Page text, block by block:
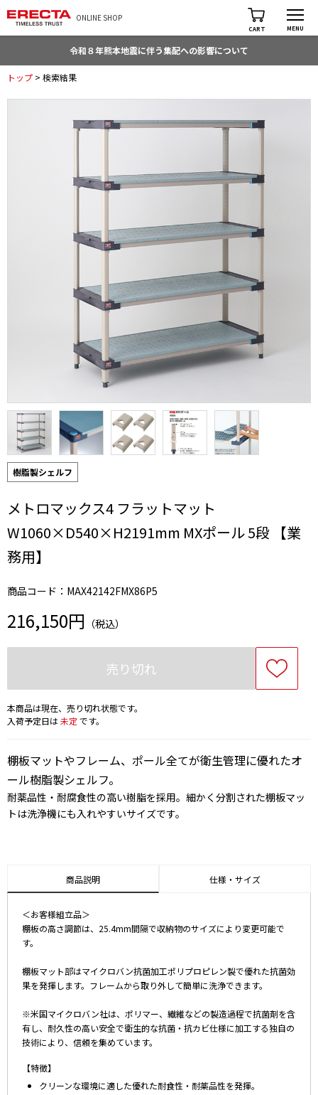
ONLINE SHOP
CART MENU
令和８年熊本地震に伴う集配への影響について
トップ > 検索結果
樹脂製シェルフ
メトロマックス4 フラットマット
W1060×D540×H2191mm MXポール 5段 【業
務用】
商品コード：MAX42142FMX86P5
216,150円 （税込）
売り切れ
本商品は現在、売り切れ状態です。
入荷予定日は未定 です。
棚板マットやフレーム、ポール全てが衛生管理に優れたオ
ール樹脂製シェルフ。
耐薬品性・耐腐食性の高い樹脂を採用。細かく分割された棚板マッ
トは洗浄機にも入れやすいサイズです。
商品説明 仕様・サイズ
＜お客様組立品＞
棚板の高さ調節は、25.4mm間隔で収納物のサイズにより変更可能で
す。
棚板マット部はマイクロバン抗菌加工ポリプロピレン製で優れた抗菌効
果を発揮します。フレームから取り外して簡単に洗浄できます。
※米国マイクロバン社は、ポリマー、繊維などの製造過程で抗菌剤を含
有し、耐久性の高い安全で衛生的な抗菌・抗カビ仕様に加工する独自の
技術により、信頼を集めています。
【特徴】
クリーンな環境に適した優れた耐食性・耐薬品性を発揮。